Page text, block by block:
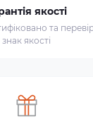
якості
та
знак якості